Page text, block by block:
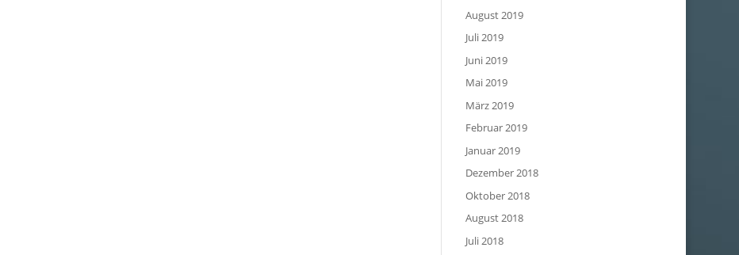
August 2019
Juli 2019
Juni 2019
Mai 2019
März 2019
Februar 2019
Januar 2019
Dezember 2018
Oktober 2018
August 2018
Juli 2018